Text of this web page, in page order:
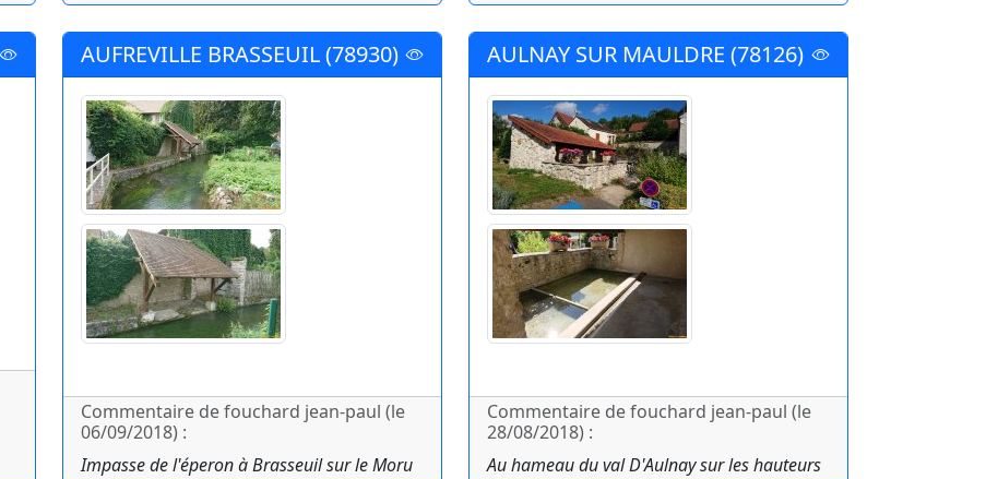
AUFREVILLE BRASSEUIL (78930)
Commentaire de fouchard jean-paul (le
06/09/2018) :
Impasse de l'éperon à Brasseuil sur le Moru
AULNAY SUR MAULDRE (78126)
Commentaire de fouchard jean-paul (le
28/08/2018) :
Au hameau du val D'Aulnay sur les hauteurs